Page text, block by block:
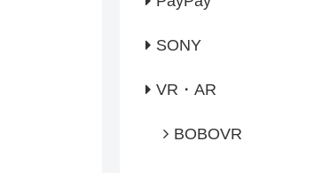
SONY
VR・AR
BOBOVR